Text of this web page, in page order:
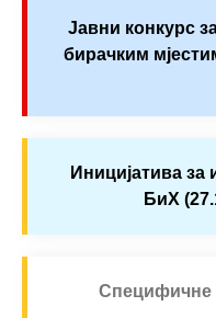
Јавни конкурс
бирачким
Иницијатива за
БиХ
Специфичне